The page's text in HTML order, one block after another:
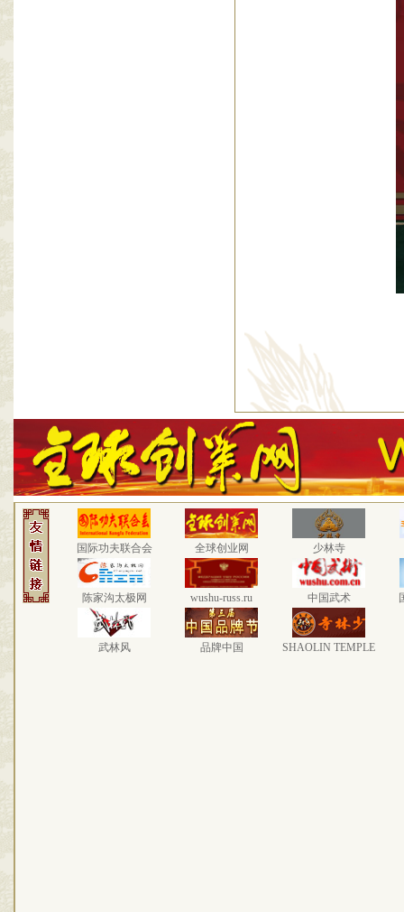
国际功夫联合会 全球创业网 少林寺
陈家沟太极网 wushu-russ.ru 中国武术
武林风 品牌中国 SHAOLIN TEMPLE